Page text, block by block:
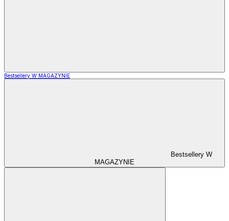
Bestsellery W MAGAZYNIE
Bestsellery W
MAGAZYNIE